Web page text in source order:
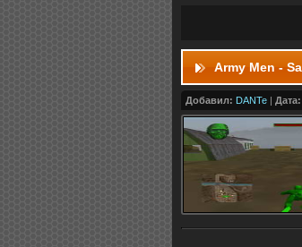
Army Men -
Добавил: DANTe | Дата: